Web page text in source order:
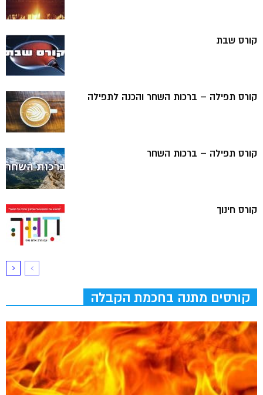
קורס שבת
קורס תפילה – ברכות השחר והכנה לתפילה
קורס תפילה – ברכות השחר
קורס חינוך
קורסים מתנה בחכמת הקבלה